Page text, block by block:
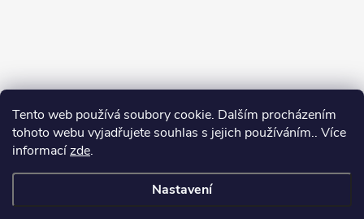
Tento web používá soubory cookie. Dalším procházením
tohoto webu vyjadřujete souhlas s jejich používáním.. Více
informacízde.
Nastavení